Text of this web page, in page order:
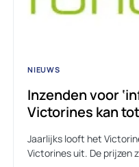
NIEUWS
Inzenden voor
Victorines kan
Jaarlijks looft het
Victorines uit. De prijzen